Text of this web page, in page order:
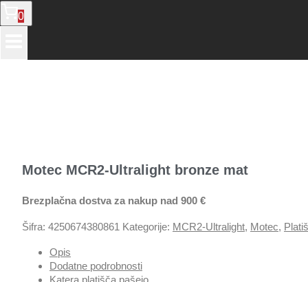
0
Motec MCR2-Ultralight bronze mat
Brezplačna dostva za nakup nad 900 €
Šifra: 4250674380861 Kategorije: MCR2-Ultralight, Motec,
Opis
Dodatne podrobnosti